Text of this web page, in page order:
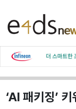
‘AI 패키징’